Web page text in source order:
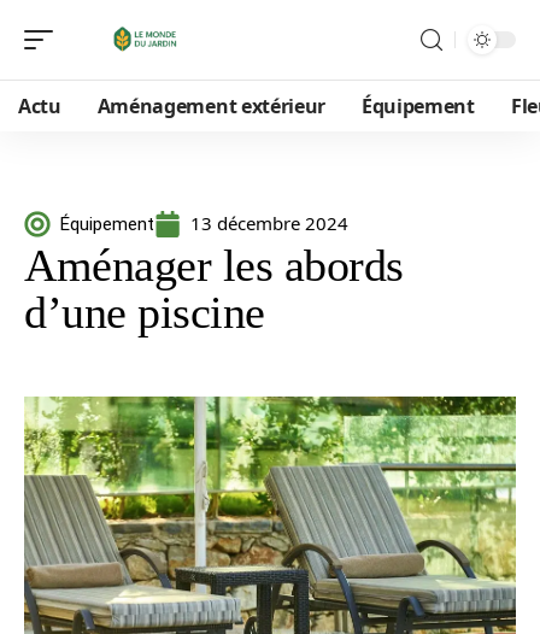
Actu Aménagement extérieur Équipement
Équipement 13 décembre 2024
Aménager les abords
d’une piscine